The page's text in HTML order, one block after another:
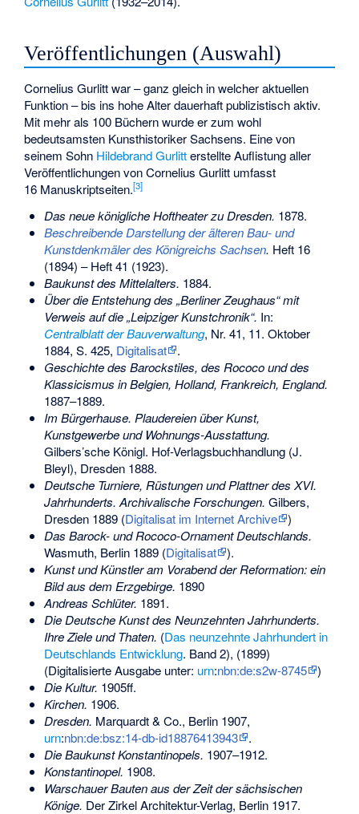
Veröffentlichungen (Auswahl)
Cornelius Gurlitt war – ganz gleich in welcher aktuellen
Funktion – bis ins hohe Alter dauerhaft publizistisch aktiv.
Mit mehr als 100 Büchern wurde er zum wohl
bedeutsamsten Kunsthistoriker Sachsens. Eine von
seinem Sohn Hildebrand Gurlitterstellte Auflistung aller
Veröffentlichungen von Cornelius Gurlitt umfasst
16 Manuskriptseiten.[3]
Das neue königliche Hoftheater zu Dresden. 1878.
Beschreibende Darstellung der älteren Bau- und
Kunstdenkmäler des Königreichs Sachsen. Heft 16
(1894) – Heft 41 (1923).
Baukunst des Mittelalters. 1884.
Über die Entstehung des „Berliner Zeughaus“ mit
Verweis auf die „Leipziger Kunstchronik“. In:
Centralblatt der Bauverwaltung, Nr. 41, 11. Oktober
1884, S. 425, Digitalisat
.
Geschichte des Barockstiles, des Rococo und des
Klassicismus in Belgien, Holland, Frankreich, England.
1887–1889.
Im Bürgerhause. Plaudereien über Kunst,
Kunstgewerbe und Wohnungs-Ausstattung.
Gilbers’sche Königl. Hof-Verlagsbuchhandlung (J.
Bleyl), Dresden 1888.
Deutsche Turniere, Rüstungen und Plattner des XVI.
Jahrhunderts. Archivalische Forschungen. Gilbers,
Dresden 1889 (Digitalisat im Internet Archive
)
Das Barock- und Rococo-Ornament Deutschlands.
Wasmuth, Berlin 1889 (Digitalisat
).
Kunst und Künstler am Vorabend der Reformation: ein
Bild aus dem Erzgebirge. 1890
Andreas Schlüter. 1891.
Die Deutsche Kunst des Neunzehnten Jahrhunderts.
Ihre Ziele und Thaten. (Das neunzehnte Jahrhundert in
Deutschlands Entwicklung. Band 2), (1899)
(Digitalisierte Ausgabe unter: urn:nbn:de:s2w-8745
)
Die Kultur. 1905ff.
Kirchen. 1906.
Dresden. Marquardt & Co., Berlin 1907,
urn:nbn:de:bsz:14-db-id18876413943
.
Die Baukunst Konstantinopels. 1907–1912.
Konstantinopel. 1908.
Warschauer Bauten aus der Zeit der sächsischen
Könige. Der Zirkel Architektur-Verlag, Berlin 1917.